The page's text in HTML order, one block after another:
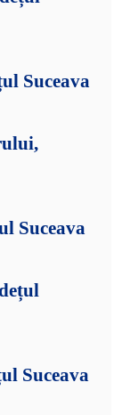
Suceava
Suceava
Suceava